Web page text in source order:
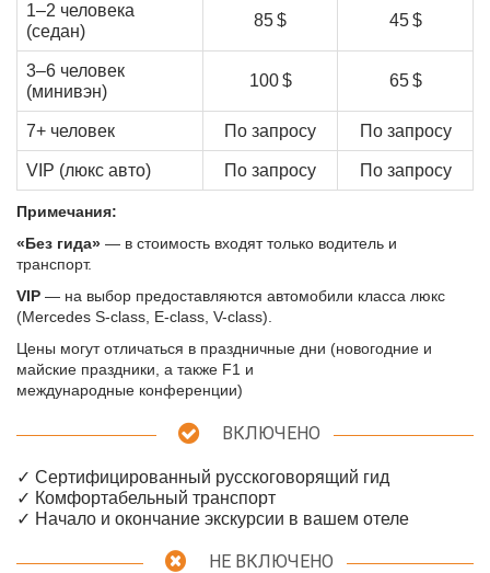
1–2 человека
(седан)
85 $ 45 $
3–6 человек
(минивэн)
100 $ 65 $
7+ человек По запросу По запросу
VIP (люкс авто) По запросу По запросу
Примечания:
«Без гида» — в стоимость входят только водитель и
транспорт.
VIP — на выбор предоставляются автомобили класса люкс
(Mercedes S-class, E-class, V-class).
Цены могут отличаться в праздничные дни (новогодние и
майские праздники, а также F1 и
международные конференции)
ВКЛЮЧЕНО
✓ Сертифицированный русскоговорящий гид
✓ Комфортабельный транспорт
✓ Начало и окончание экскурсии в вашем отеле
НЕ ВКЛЮЧЕНО